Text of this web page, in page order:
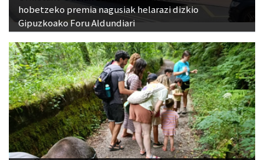
hobetzeko premia nagusiak helarazi dizkio
Gipuzkoako Foru Aldundiari